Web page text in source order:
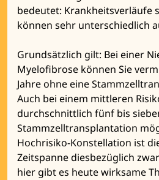
bedeutet: Krankheitsverläufe
können sehr unterschiedlich
Grundsätzlich gilt: Bei einer
Myelofibrose können Sie
Jahre ohne eine
Auch bei einem mittleren
durchschnittlich fünf bis
Stammzelltransplantation
Hochrisiko-Konstellation ist
Zeitspanne diesbezüglich
hier gibt es heute wirksame